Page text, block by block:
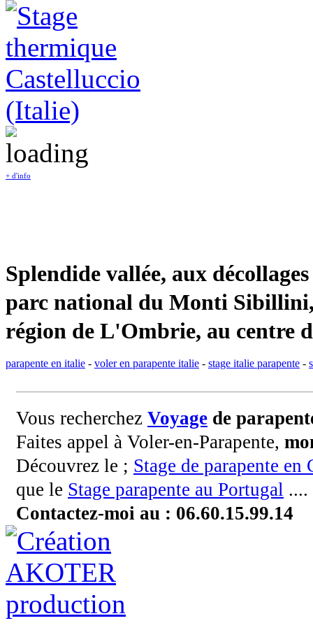
+ d'info
Splendide vallée, aux
parc national du Monti
région de L'Ombrie, au centre
parapente en italie - voler en parapente italie - stage italie parapente -
Vous recherchez Voyage de
Faites appel à Voler-en-Parapente,
Découvrez le ; Stage de parapente en
que le Stage parapente au Portugal ....
Contactez-moi au : 06.60.15.99.14